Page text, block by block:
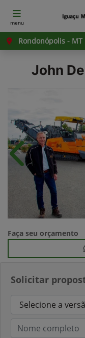
menu
Rondonópolis - MT
John
Solicitar
Anterior
Faça seu orçamento